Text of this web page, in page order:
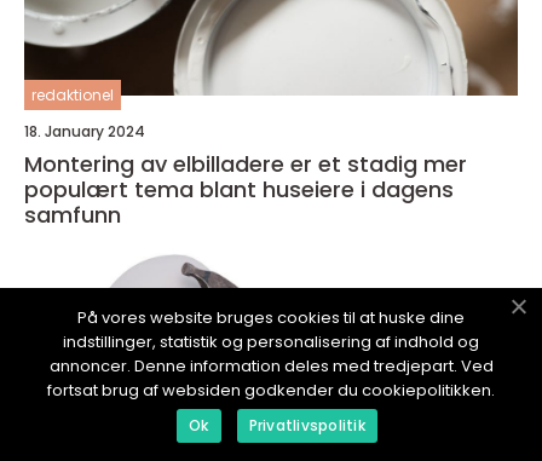
redaktionel
18. January 2024
Montering av elbilladere er et stadig mer
populært tema blant huseiere i dagens
samfunn
På vores website bruges cookies til at huske dine
indstillinger, statistik og personalisering af indhold og
annoncer. Denne information deles med tredjepart. Ved
fortsat brug af websiden godkender du cookiepolitikken.
Ok Privatlivspolitik